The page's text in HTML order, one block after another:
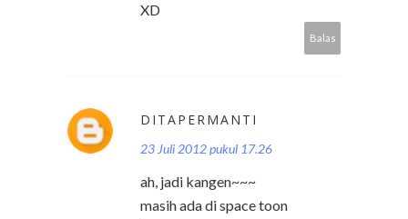
XD
Balas
DITAPERMANTI
23 Juli 2012 pukul 17.26
ah, jadi kangen~~~
masih ada di space toon